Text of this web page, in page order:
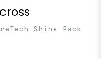
Shine Pack